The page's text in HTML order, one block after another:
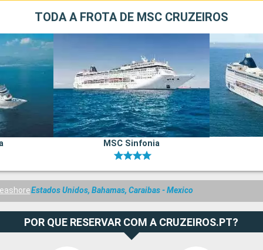
TODA A FROTA DE MSC CRUZEIROS
MSC Sinfonia
Estados Unidos, Bahamas, Caraibas - Mexico
POR QUE RESERVAR COM A CRUZEIROS.PT?